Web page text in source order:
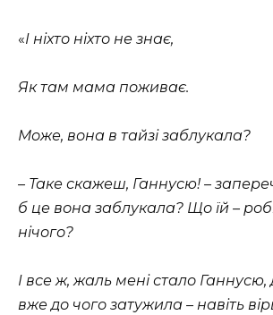
«І ніхто ніхто не знає,
Як там мама поживає.
Може, вона в тайзі заблукала?
– Таке скажеш, Ганнусю! –
б це вона заблукала? Що їй –
нічого?
І все ж, жаль мені стало
вже до чого затужила – навіть